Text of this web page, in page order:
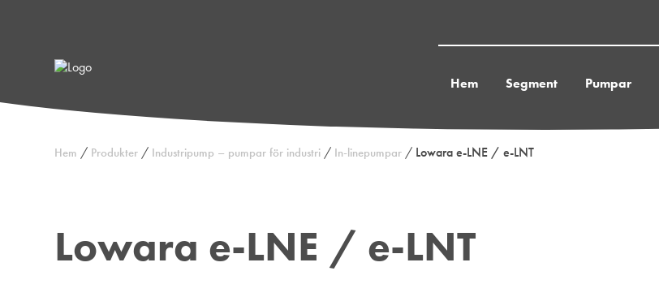
Hem Segment Pumpar
Hem / Produkter / Industripump – pumpar för industri / In-linepumpar / Lowara e-LNE / e-LNT
Lowara e-LNE / e-LNT